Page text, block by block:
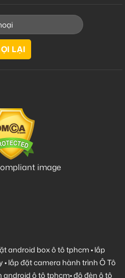
android box ô tô tphcm•lắp
•lắp đặt camera hành trình Ô Tô
android ô tô tphcm•độ đèn ô tô